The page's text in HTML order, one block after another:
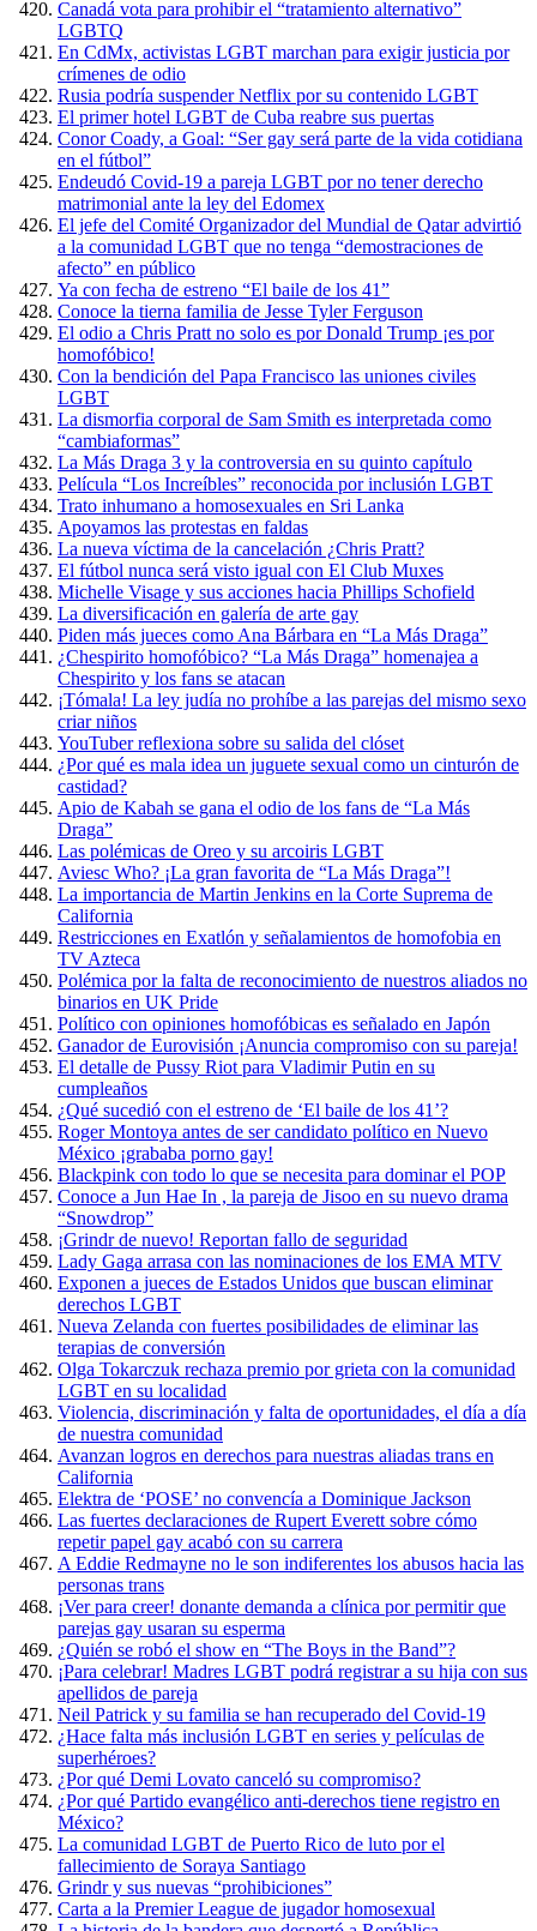
Canadá vota para prohibir el “tratamiento alternativo”
LGBTQ
En CdMx, activistas LGBT marchan para exigir justicia por
crímenes de odio
Rusia podría suspender Netflix por su contenido LGBT
El primer hotel LGBT de Cuba reabre sus puertas
Conor Coady, a Goal: “Ser gay será parte de la vida cotidiana
en el fútbol”
Endeudó Covid-19 a pareja LGBT por no tener derecho
matrimonial ante la ley del Edomex
El jefe del Comité Organizador del Mundial de Qatar advirtió
a la comunidad LGBT que no tenga “demostraciones de
afecto” en público
Ya con fecha de estreno “El baile de los 41”
Conoce la tierna familia de Jesse Tyler Ferguson
El odio a Chris Pratt no solo es por Donald Trump ¡es por
homofóbico!
Con la bendición del Papa Francisco las uniones civiles
LGBT
La dismorfia corporal de Sam Smith es interpretada como
“cambiaformas”
La Más Draga 3 y la controversia en su quinto capítulo
Película “Los Increíbles” reconocida por inclusión LGBT
Trato inhumano a homosexuales en Sri Lanka
Apoyamos las protestas en faldas
La nueva víctima de la cancelación ¿Chris Pratt?
El fútbol nunca será visto igual con El Club Muxes
Michelle Visage y sus acciones hacia Phillips Schofield
La diversificación en galería de arte gay
Piden más jueces como Ana Bárbara en “La Más Draga”
¿Chespirito homofóbico? “La Más Draga” homenajea a
Chespirito y los fans se atacan
¡Tómala! La ley judía no prohíbe a las parejas del mismo sexo
criar niños
YouTuber reflexiona sobre su salida del clóset
¿Por qué es mala idea un juguete sexual como un cinturón de
castidad?
Apio de Kabah se gana el odio de los fans de “La Más
Draga”
Las polémicas de Oreo y su arcoiris LGBT
Aviesc Who? ¡La gran favorita de “La Más Draga”!
La importancia de Martin Jenkins en la Corte Suprema de
California
Restricciones en Exatlón y señalamientos de homofobia en
TV Azteca
Polémica por la falta de reconocimiento de nuestros aliados no
binarios en UK Pride
Político con opiniones homofóbicas es señalado en Japón
Ganador de Eurovisión ¡Anuncia compromiso con su pareja!
El detalle de Pussy Riot para Vladimir Putin en su
cumpleaños
¿Qué sucedió con el estreno de ‘El baile de los 41’?
Roger Montoya antes de ser candidato político en Nuevo
México ¡grababa porno gay!
Blackpink con todo lo que se necesita para dominar el POP
Conoce a Jun Hae In , la pareja de Jisoo en su nuevo drama
“Snowdrop”
¡Grindr de nuevo! Reportan fallo de seguridad
Lady Gaga arrasa con las nominaciones de los EMA MTV
Exponen a jueces de Estados Unidos que buscan eliminar
derechos LGBT
Nueva Zelanda con fuertes posibilidades de eliminar las
terapias de conversión
Olga Tokarczuk rechaza premio por grieta con la comunidad
LGBT en su localidad
Violencia, discriminación y falta de oportunidades, el día a día
de nuestra comunidad
Avanzan logros en derechos para nuestras aliadas trans en
California
Elektra de ‘POSE’ no convencía a Dominique Jackson
Las fuertes declaraciones de Rupert Everett sobre cómo
repetir papel gay acabó con su carrera
A Eddie Redmayne no le son indiferentes los abusos hacia las
personas trans
¡Ver para creer! donante demanda a clínica por permitir que
parejas gay usaran su esperma
¿Quién se robó el show en “The Boys in the Band”?
¡Para celebrar! Madres LGBT podrá registrar a su hija con sus
apellidos de pareja
Neil Patrick y su familia se han recuperado del Covid-19
¿Hace falta más inclusión LGBT en series y películas de
superhéroes?
¿Por qué Demi Lovato canceló su compromiso?
¿Por qué Partido evangélico anti-derechos tiene registro en
México?
La comunidad LGBT de Puerto Rico de luto por el
fallecimiento de Soraya Santiago
Grindr y sus nuevas “prohibiciones”
Carta a la Premier League de jugador homosexual